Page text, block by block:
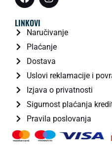
LINKOVI
Naručivanje
Plaćanje
Dostava
Uslovi reklamacije i
Izjava o privatnosti
Sigurnost plaćanja
Pravila poslovanja